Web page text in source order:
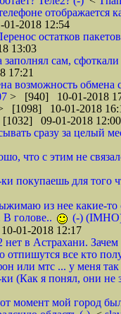
отображается
2018 12:54
остатков
13:03
заполнял сам,
17:21
возможность
> [940] 10-01-2018
[1098] 10-01-2018
09-01-2018 12:00
сразу за целый
что с этим не
покупаешь для того
из нее какие-то
В голове..
(-)
01-2018 12:17
в Астрахани.
отпишутся все кто
или мтс ... у меня
(Как я понял, они не
момент мой город